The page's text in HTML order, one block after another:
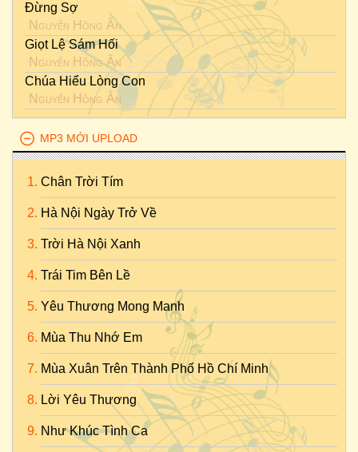
Đừng Sợ
Nguyễn Hồng Ân
Giọt Lệ Sám Hối
Nguyễn Hồng Ân
Chúa Hiểu Lòng Con
Nguyễn Hồng Ân
MP3 MỚI UPLOAD
Chân Trời Tím
Hà Nội Ngày Trở Về
Trời Hà Nội Xanh
Trái Tim Bên Lề
Yêu Thương Mong Manh
Mùa Thu Nhớ Em
Mùa Xuân Trên Thành Phố Hồ Chí Minh
Lời Yêu Thương
Như Khúc Tình Ca